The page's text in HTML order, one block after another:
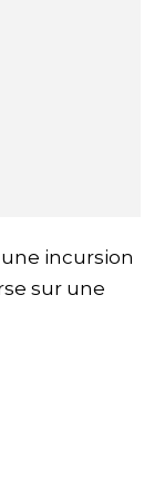
incursion
sur une